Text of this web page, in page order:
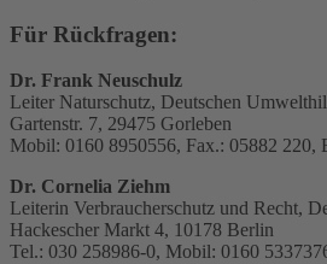
Für Rückfragen:
Dr. Frank Neuschulz
Leiter Naturschutz, Deutschen
Gartenstr. 7, 29475 Gorleben
Mobil: 0160 8950556, Fax.: 05882 220,
Dr. Cornelia Ziehm
Leiterin Verbraucherschutz und Recht,
Hackescher Markt 4, 10178 Berlin
Tel.: 030 258986-0, Mobil: 0160